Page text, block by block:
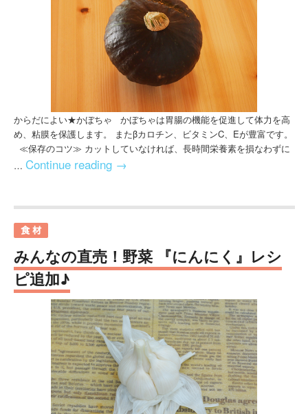
からだによい★かぼちゃ かぼちゃは胃腸の機能を促進して体力を高
め、粘膜を保護します。 またβカロチン、ビタミンC、Eが豊富です。
≪保存のコツ≫ カットしていなければ、長時間栄養素を損なわずに
… Continue reading →
みんなの直売！野菜 『にんにく』レシ
ピ追加♪